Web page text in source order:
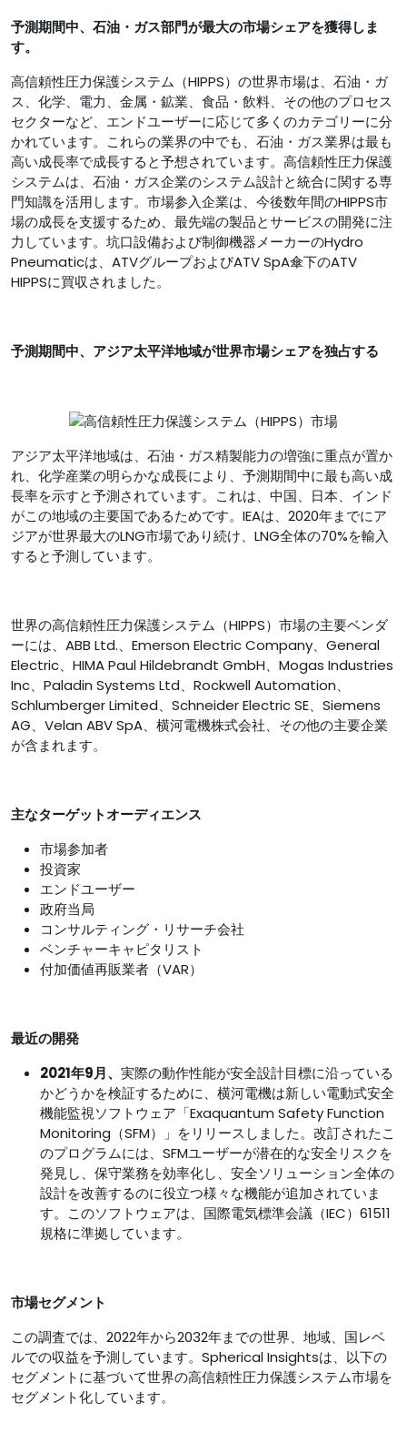
予測期間中、石油・ガス部門が最大の市場シェアを獲得しま
す。
高信頼性圧力保護システム（HIPPS）の世界市場は、石油・ガ
ス、化学、電力、金属・鉱業、食品・飲料、その他のプロセス
セクターなど、エンドユーザーに応じて多くのカテゴリーに分
かれています。これらの業界の中でも、石油・ガス業界は最も
高い成長率で成長すると予想されています。高信頼性圧力保護
システムは、石油・ガス企業のシステム設計と統合に関する専
門知識を活用します。市場参入企業は、今後数年間のHIPPS市
場の成長を支援するため、最先端の製品とサービスの開発に注
力しています。坑口設備および制御機器メーカーのHydro
Pneumaticは、ATVグループおよびATV SpA傘下のATV
HIPPSに買収されました。
予測期間中、アジア太平洋地域が世界市場シェアを独占する
アジア太平洋地域は、石油・ガス精製能力の増強に重点が置か
れ、化学産業の明らかな成長により、予測期間中に最も高い成
長率を示すと予測されています。これは、中国、日本、インド
がこの地域の主要国であるためです。IEAは、2020年までにア
ジアが世界最大のLNG市場であり続け、LNG全体の70%を輸入
すると予測しています。
世界の高信頼性圧力保護システム（HIPPS）市場の主要ベンダ
ーには、ABB Ltd.、Emerson Electric Company、General
Electric、HIMA Paul Hildebrandt GmbH、Mogas Industries
Inc、Paladin Systems Ltd、Rockwell Automation、
Schlumberger Limited、Schneider Electric SE、Siemens
AG、Velan ABV SpA、横河電機株式会社、その他の主要企業
が含まれます。
主なターゲットオーディエンス
市場参加者
投資家
エンドユーザー
政府当局
コンサルティング・リサーチ会社
ベンチャーキャピタリスト
付加価値再販業者（VAR）
最近の開発
2021年9月、 実際の動作性能が安全設計目標に沿っている
かどうかを検証するために、横河電機は新しい電動式安全
機能監視ソフトウェア「Exaquantum Safety Function
Monitoring（SFM）」をリリースしました。改訂されたこ
のプログラムには、SFMユーザーが潜在的な安全リスクを
発見し、保守業務を効率化し、安全ソリューション全体の
設計を改善するのに役立つ様々な機能が追加されていま
す。このソフトウェアは、国際電気標準会議（IEC）61511
規格に準拠しています。
市場セグメント
この調査では、2022年から2032年までの世界、地域、国レベ
ルでの収益を予測しています。Spherical Insightsは、以下の
セグメントに基づいて世界の高信頼性圧力保護システム市場を
セグメント化しています。